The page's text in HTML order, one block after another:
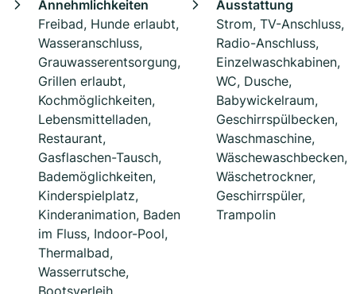
Annehmlichkeiten
Freibad, Hunde erlaubt,
Wasseranschluss,
Grauwasserentsorgung,
Grillen erlaubt,
Kochmöglichkeiten,
Lebensmittelladen,
Restaurant,
Gasflaschen-Tausch,
Bademöglichkeiten,
Kinderspielplatz,
Kinderanimation, Baden
im Fluss, Indoor-Pool,
Thermalbad,
Wasserrutsche,
Ausstattung
Strom, TV-Anschluss,
Radio-Anschluss,
Einzelwaschkabinen,
WC, Dusche,
Babywickelraum,
Geschirrspülbecken,
Waschmaschine,
Wäschewaschbecken,
Wäschetrockner,
Geschirrspüler,
Trampolin